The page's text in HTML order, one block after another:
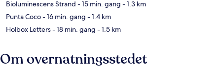
Bioluminescens Strand - 15 min. gang - 1.3 km
Punta Coco- 16 min. gang - 1.4 km
Holbox Letters- 18 min. gang - 1.5 km
Om overnatningsstedet